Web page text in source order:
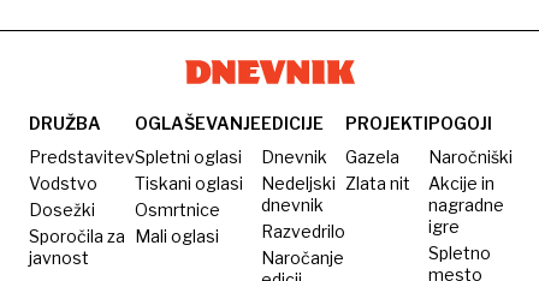
DRUŽBA
Predstavitev
Vodstvo
Dosežki
Sporočila za
javnost
OGLAŠEVANJE
Spletni oglasi
Tiskani oglasi
Osmrtnice
Mali oglasi
EDICIJE
Dnevnik
Nedeljski
dnevnik
Razvedrilo
Naročanje
PROJEKTI
Gazela
Zlata nit
POGOJI
Naročniški
Akcije in
nagradne
igre
Spletno
mesto